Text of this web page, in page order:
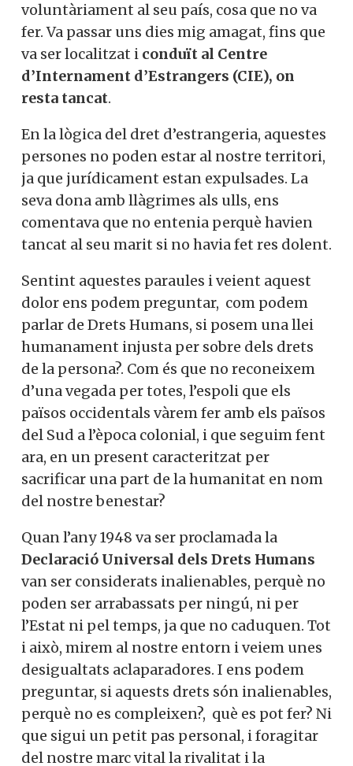
voluntàriament al seu país, cosa que no va
fer. Va passar uns dies mig amagat, fins que
va ser localitzat i conduït al Centre
d’Internament d’Estrangers (CIE), on
resta tancat.
En la lògica del dret d’estrangeria, aquestes
persones no poden estar al nostre territori,
ja que jurídicament estan expulsades. La
seva dona amb llàgrimes als ulls, ens
comentava que no entenia perquè havien
tancat al seu marit si no havia fet res dolent.
Sentint aquestes paraules i veient aquest
dolor ens podem preguntar, com podem
parlar de Drets Humans, si posem una llei
humanament injusta per sobre dels drets
de la persona?. Com és que no reconeixem
d’una vegada per totes, l’espoli que els
països occidentals vàrem fer amb els països
del Sud a l’època colonial, i que seguim fent
ara, en un present caracteritzat per
sacrificar una part de la humanitat en nom
del nostre benestar?
Quan l’any 1948 va ser proclamada la
Declaració Universal dels Drets Humans
van ser considerats inalienables, perquè no
poden ser arrabassats per ningú, ni per
l’Estat ni pel temps, ja que no caduquen. Tot
i això, mirem al nostre entorn i veiem unes
desigualtats aclaparadores. I ens podem
preguntar, si aquests drets són inalienables,
perquè no es compleixen?, què es pot fer? Ni
que sigui un petit pas personal, i foragitar
del nostre marc vital la rivalitat i la